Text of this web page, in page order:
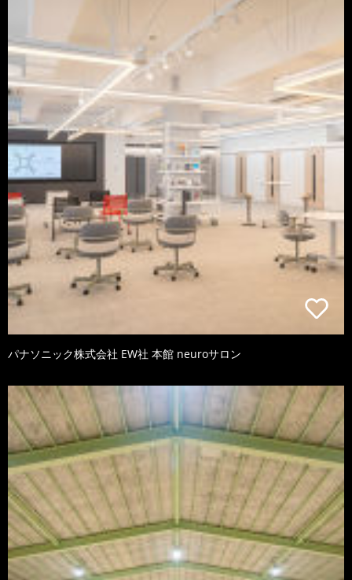
パナソニック株式会社 EW社 本館 neuroサロン